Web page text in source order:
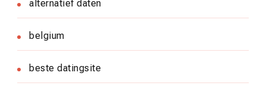
alternatief daten
belgium
beste datingsite